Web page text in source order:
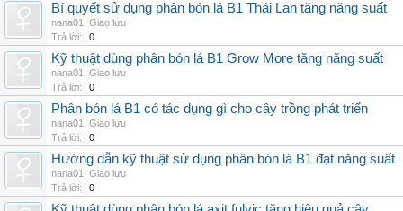
Bí quyết sử dụng phân bón lá B1 Thái Lan tăng năng suất
nana01
Giao lưu
Trả lời:
0
Kỹ thuật dùng phân bón lá B1 Grow More tăng năng suất
nana01
Giao lưu
Trả lời:
0
Phân bón lá B1 có tác dụng gì cho cây trồng phát triển
nana01
Giao lưu
Trả lời:
0
Hướng dẫn kỹ thuật sử dụng phân bón lá B1 đạt năng suất
nana01
Giao lưu
Trả lời:
0